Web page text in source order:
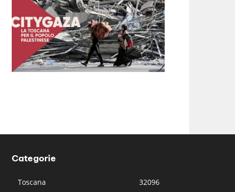
Categorie
Toscana
32096